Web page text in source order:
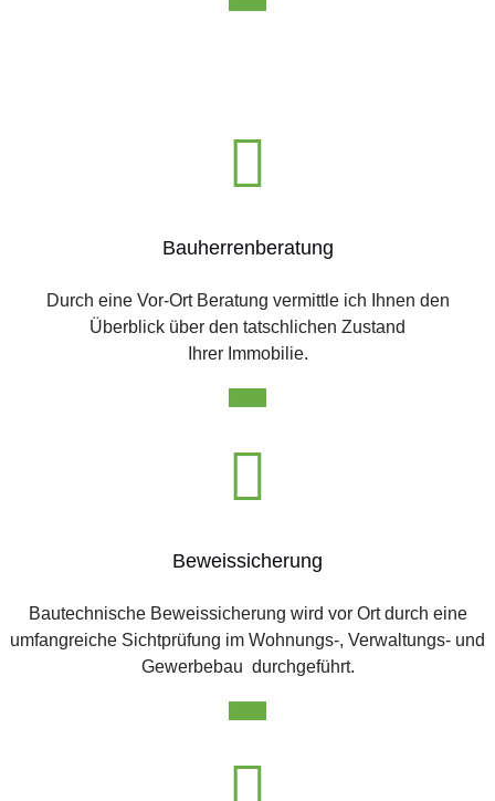
Bauherrenberatung
Durch eine Vor-Ort Beratung vermittle ich Ihnen den
Überblick über den tatschlichen Zustand
Ihrer Immobilie.
Beweissicherung
Bautechnische Beweissicherung wird vor Ort durch eine
umfangreiche Sichtprüfung im Wohnungs-, Verwaltungs- und
Gewerbebau durchgeführt.